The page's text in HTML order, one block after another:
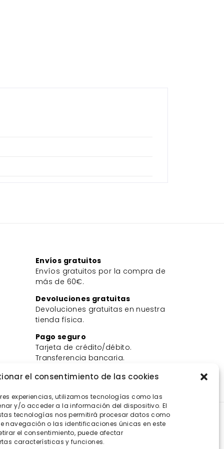
el consentimiento de las cookies
experiencias, utilizamos tecnologías como las
y/o acceder a la información del dispositivo. El
tecnologías nos permitirá procesar datos como
navegación o las identificaciones únicas en este
el consentimiento, puede afectar
características y funciones.
Envíos gratuitos
Envíos gratuitos por la compra de
más de 60€.
Devoluciones gratuitas
Devoluciones gratuitas en nuestra
tienda física.
Pago seguro
Tarjeta de crédito/débito.
Transferencia bancaria.